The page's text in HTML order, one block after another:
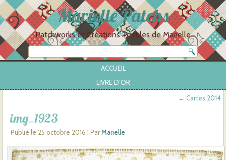
Marielle Patchs
Patchworks et Créations Textiles de Marielle
ACCUEIL
LIVRE D’OR
← Cartes 2014
img_1923
Publié le 25 octobre 2016 |Par Marielle